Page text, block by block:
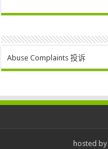
Abuse Complaints 投诉
hosted by